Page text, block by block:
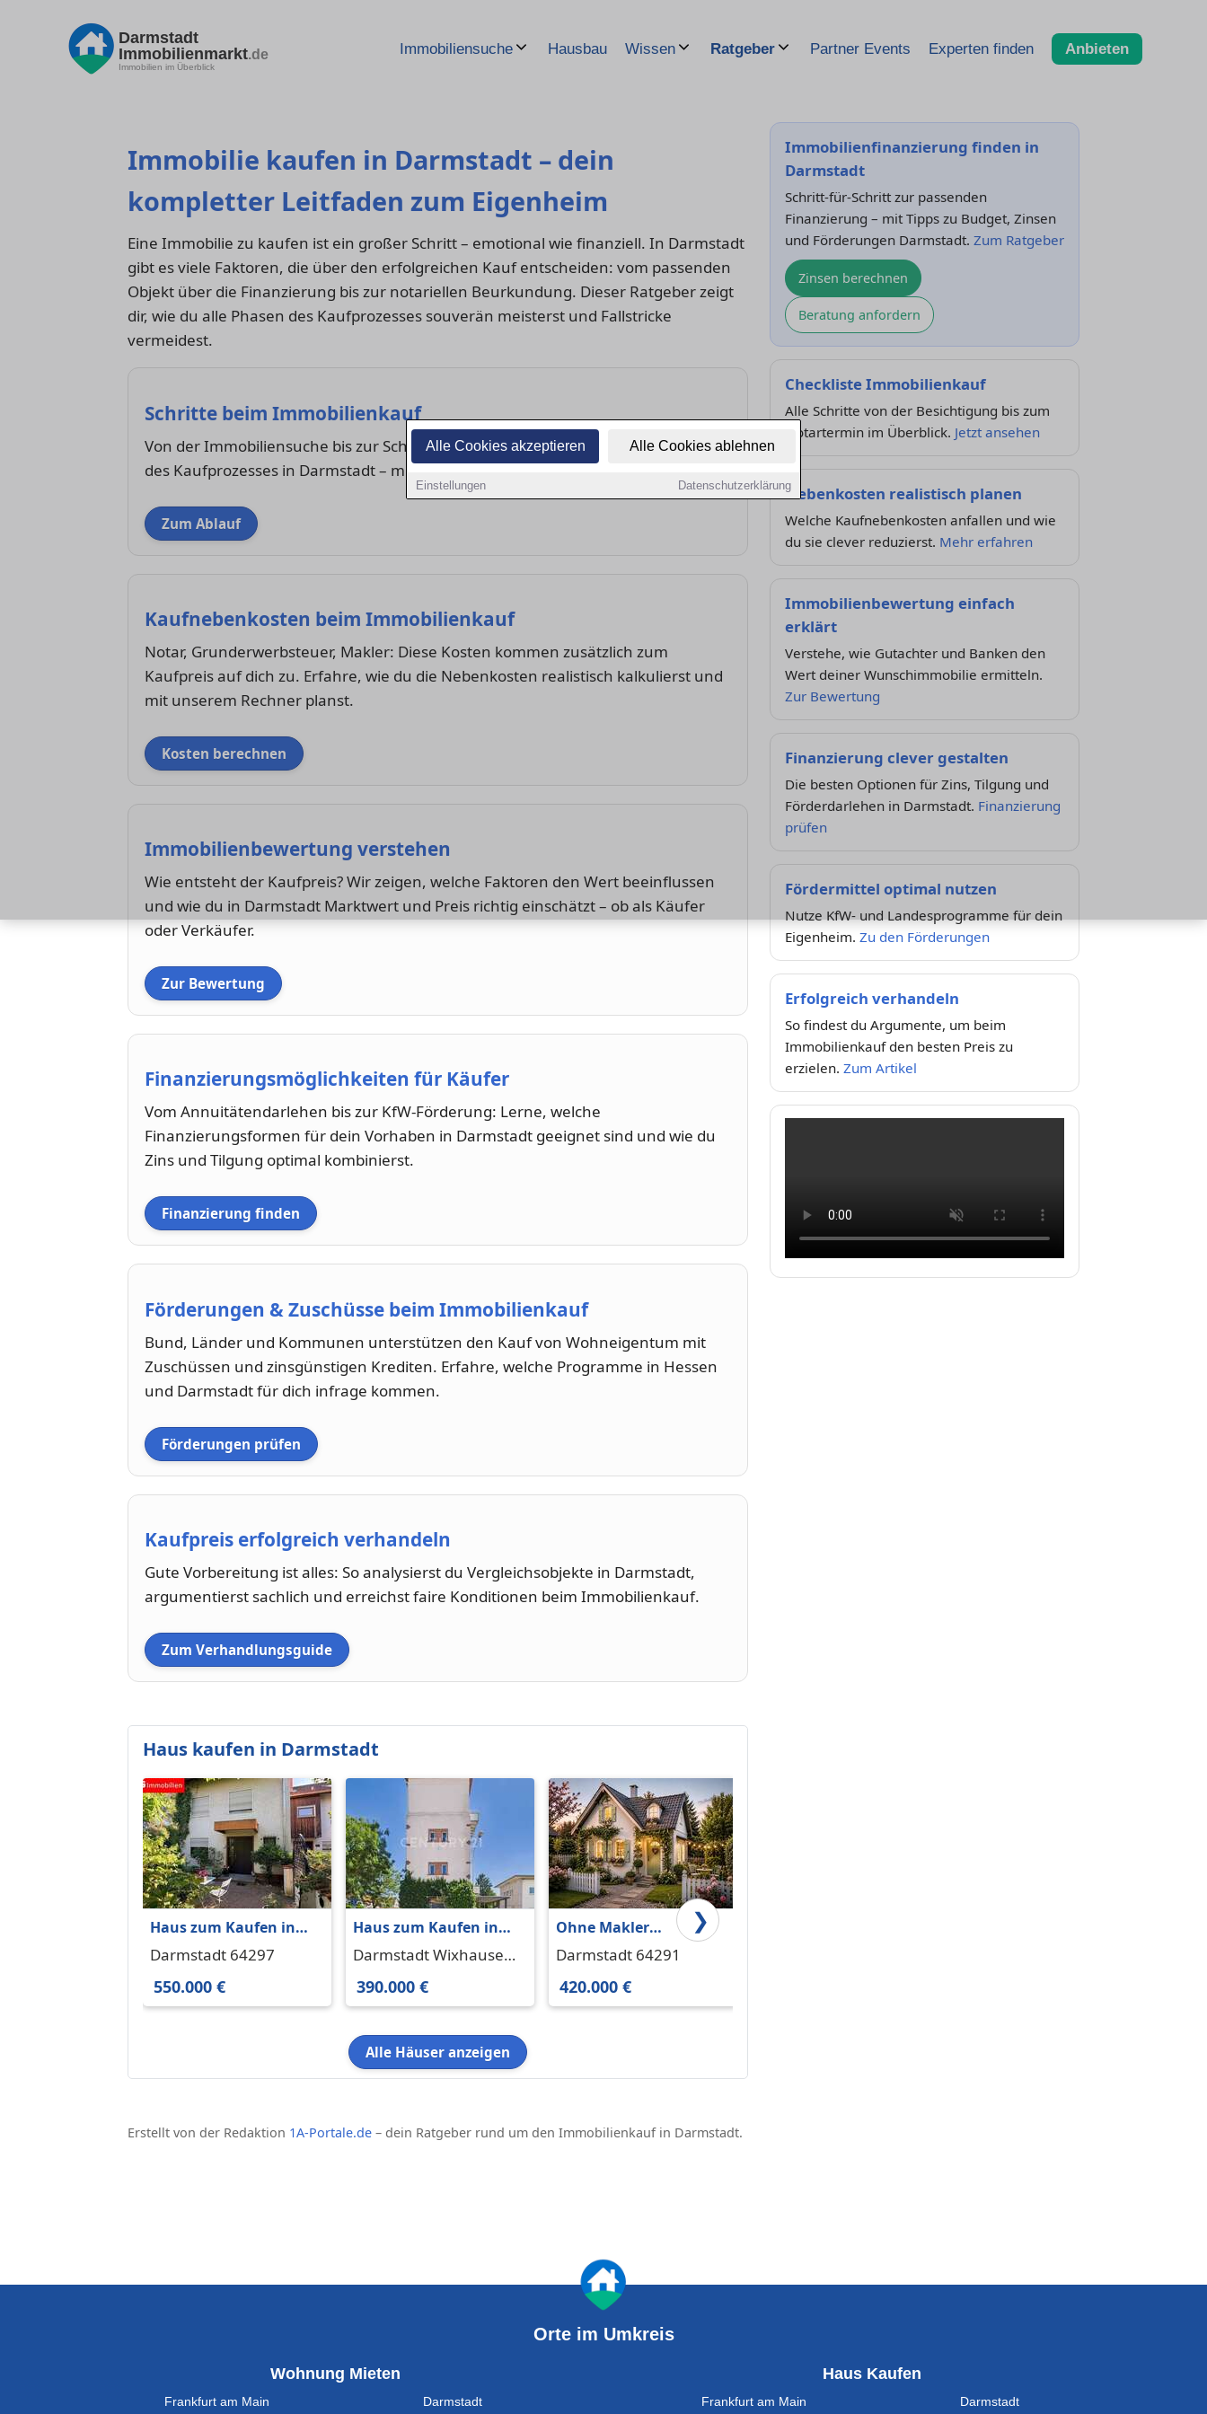
Alle Cookies akzeptieren Alle Cookies ablehnen
Einstellungen Datenschutzerklärung
Darmstadt
Immobilienmarkt.de
Immobilien im Überblick
Immobiliensuche Hausbau Wissen Ratgeber Partner Events Experten finden Anbieten
Immobilie kaufen in Darmstadt – dein
kompletter Leitfaden zum Eigenheim
Eine Immobilie zu kaufen ist ein großer Schritt – emotional wie finanziell. In Darmstadt
gibt es viele Faktoren, die über den erfolgreichen Kauf entscheiden: vom passenden
Objekt über die Finanzierung bis zur notariellen Beurkundung. Dieser Ratgeber zeigt
dir, wie du alle Phasen des Kaufprozesses souverän meisterst und Fallstricke
vermeidest.
Schritte beim Immobilienkauf
Von der Immobiliensuche bis zur Schlüsselübergabe: Wir erklären dir den Ablauf
des Kaufprozesses in Darmstadt – mit Checkliste und Tipps für jede Phase.
Zum Ablauf
Kaufnebenkosten beim Immobilienkauf
Notar, Grunderwerbsteuer, Makler: Diese Kosten kommen zusätzlich zum
Kaufpreis auf dich zu. Erfahre, wie du die Nebenkosten realistisch kalkulierst und
mit unserem Rechner planst.
Kosten berechnen
Immobilienbewertung verstehen
Wie entsteht der Kaufpreis? Wir zeigen, welche Faktoren den Wert beeinflussen
und wie du in Darmstadt Marktwert und Preis richtig einschätzt – ob als Käufer
oder Verkäufer.
Zur Bewertung
Finanzierungsmöglichkeiten für Käufer
Vom Annuitätendarlehen bis zur KfW-Förderung: Lerne, welche
Finanzierungsformen für dein Vorhaben in Darmstadt geeignet sind und wie du
Zins und Tilgung optimal kombinierst.
Finanzierung finden
Förderungen & Zuschüsse beim Immobilienkauf
Bund, Länder und Kommunen unterstützen den Kauf von Wohneigentum mit
Zuschüssen und zinsgünstigen Krediten. Erfahre, welche Programme in Hessen
und Darmstadt für dich infrage kommen.
Förderungen prüfen
Kaufpreis erfolgreich verhandeln
Gute Vorbereitung ist alles: So analysierst du Vergleichsobjekte in Darmstadt,
argumentierst sachlich und erreichst faire Konditionen beim Immobilienkauf.
Zum Verhandlungsguide
Haus kaufen in Darmstadt
Haus zum Kaufen in
Darmstadt 550.000 €
Darmstadt 64297
550.000 €
Haus zum Kaufen in
Darmstadt Wixhausen
Darmstadt Wixhausen
64291
390.000 €
Ohne Makler
Einfamilienhaus in
Darmstadt 64291
420.000 €
❯
Alle Häuser anzeigen
Erstellt von der Redaktion 1A-Portale.de – dein Ratgeber rund um den Immobilienkauf in Darmstadt.
Immobilienfinanzierung finden in
Darmstadt
Schritt-für-Schritt zur passenden
Finanzierung – mit Tipps zu Budget, Zinsen
und Förderungen Darmstadt. Zum Ratgeber
Zinsen berechnen
Beratung anfordern
Checkliste Immobilienkauf
Alle Schritte von der Besichtigung bis zum
Notartermin im Überblick. Jetzt ansehen
Nebenkosten realistisch planen
Welche Kaufnebenkosten anfallen und wie
du sie clever reduzierst. Mehr erfahren
Immobilienbewertung einfach
erklärt
Verstehe, wie Gutachter und Banken den
Wert deiner Wunschimmobilie ermitteln.
Zur Bewertung
Finanzierung clever gestalten
Die besten Optionen für Zins, Tilgung und
Förderdarlehen in Darmstadt. Finanzierung
prüfen
Fördermittel optimal nutzen
Nutze KfW- und Landesprogramme für dein
Eigenheim. Zu den Förderungen
Erfolgreich verhandeln
So findest du Argumente, um beim
Immobilienkauf den besten Preis zu
erzielen. Zum Artikel
Orte im Umkreis
Wohnung Mieten
Frankfurt am Main Darmstadt
Haus Kaufen
Frankfurt am Main Darmstadt